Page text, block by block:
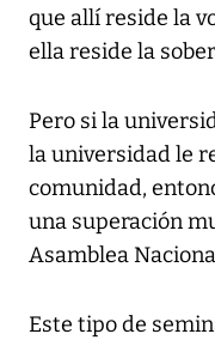
que allí reside la
ella reside la
Pero si la
la universidad le
comunidad,
una superación
Asamblea
Este tipo de